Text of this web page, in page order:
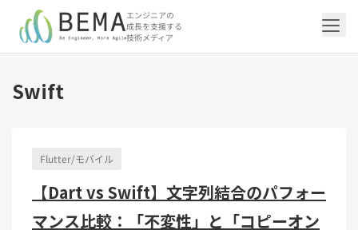
エンジニアの
成長を支援する
技術メディア
「アジャイル開発/スクラム」の記事一覧を
「アジャイル開発/スクラム」のタグ一覧
「DevOps/クラウド」の記事一覧を見る
AWS（20）
CI/CD（9）
Terraform（6）
「AI」の記事一覧を見る
生成AI（13）
AIエージェント（4）
「バックエンド」の記事一覧を見る
Oracle APEX（5）
Python（4）
API（2）
「Flutter/モバイル」の記事一覧を見る
Flutter（38）
Dart（6）
Swift（2）
「Jamstack/フロントエンド」の記事一覧
「Jamstack/フロントエンド」のタグ一覧
「others」の記事一覧を見る
エンジニア組織（48）
イベント（42）
Swift
Flutter/モバイル
【Dart vs Swift】文字列結合のパフォー
マンス比較：「不変性」と「コピーオン